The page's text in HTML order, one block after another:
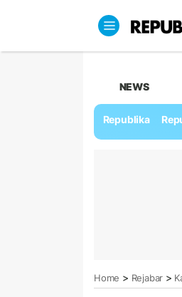
NEWS
Republika
Home > Rejabar >